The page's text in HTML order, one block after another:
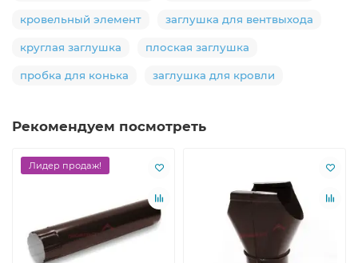
кровельный элемент заглушка для вентвыхода
круглая заглушка плоская заглушка
пробка для конька заглушка для кровли
Рекомендуем посмотреть
Лидер продаж!